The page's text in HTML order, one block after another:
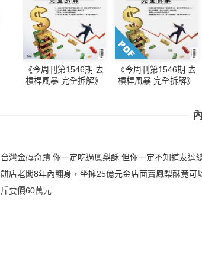
《今周刊第1546期 去
槓桿風暴 完全拆解》
《今周刊第1546期 去
槓桿風暴 完全拆解》
台灣金磚奇蹟 你一定吃過鳳梨酥 但你一定不知道友
餅店老闆8年內翻身，坐擁25億元金店面賣鳳梨酥竟
斤要價60萬元